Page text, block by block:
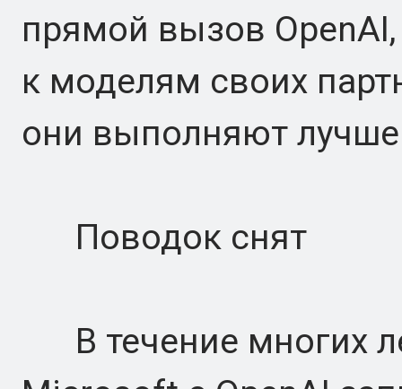
прямой вызов
к моделям своих
они выполняют лучше
Поводок снят
В течение многих